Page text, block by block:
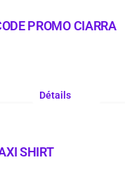
PROMO CIARRA
Détails
SHIRT